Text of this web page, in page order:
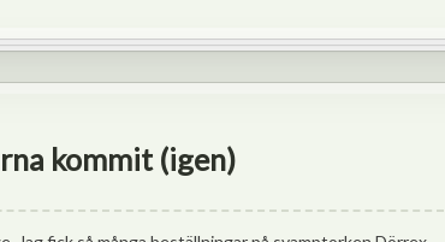
kommit (igen)